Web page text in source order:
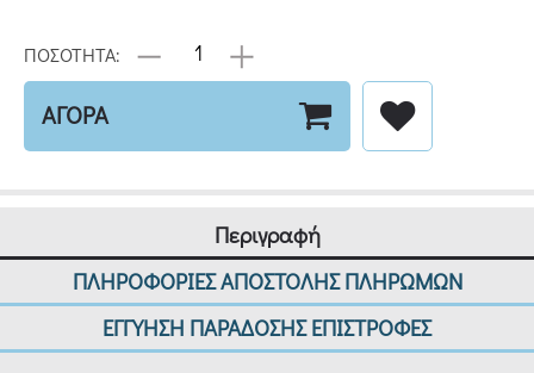
ΠΟΣΟΤΗΤΑ:
ΑΓΟΡΑ
Περιγραφή
ΠΛΗΡΟΦΟΡΙΕΣ ΑΠΟΣΤΟΛΗΣ ΠΛΗΡΩΜΩΝ
ΕΓΓΥΗΣΗ ΠΑΡΑΔΟΣΗΣ ΕΠΙΣΤΡΟΦΕΣ